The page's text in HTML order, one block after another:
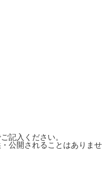
記入ください。
公開されることはありませ